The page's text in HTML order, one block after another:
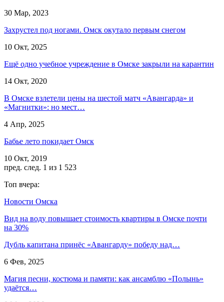
30 Мар, 2023
Захрустел под ногами. Омск окутало первым снегом
10 Окт, 2025
Ещё одно учебное учреждение в Омске закрыли на карантин
14 Окт, 2020
В Омске взлетели цены на шестой матч «Авангарда» и
«Магнитки»: но мест…
4 Апр, 2025
Бабье лето покидает Омск
10 Окт, 2019
пред. след. 1 из 1 523
Топ вчера:
Новости Омска
Вид на воду повышает стоимость квартиры в Омске почти
на 30%
Дубль капитана принёс «Авангарду» победу над…
6 Фев, 2025
Магия песни, костюма и памяти: как ансамблю «Полынь»
удаётся…